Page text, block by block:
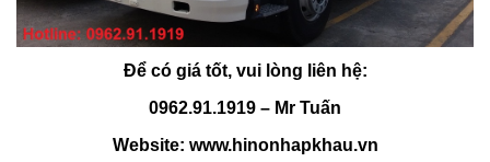
Để có giá tốt, vui lòng liên hệ:
0962.91.1919 – Mr Tuấn
Website: www.hinonhapkhau.vn